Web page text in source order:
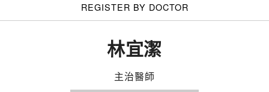
REGISTER BY DOCTOR
林宜潔
主治醫師